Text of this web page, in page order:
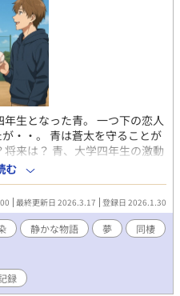
生となった青。 一つ下の恋人
・・。 青は蒼太を守ることが
来は？ 青、大学四年生の激動
青 S大学教育学部四年生。
体育教師となり、野球部のコ
好き。 蒼太とは高校野球のバッ
養学部三年生。 青の恋人、高
、同棲生活を始める。 性格
バイトをしている。 高校野球
内の私立大学四年生 青と蒼
い友人として、交流が続く。
人気洋食屋。 特技は料理。
む
最終更新日 2026.3.17 登録日 2026.1.30
静かな物語 夢
同棲
録